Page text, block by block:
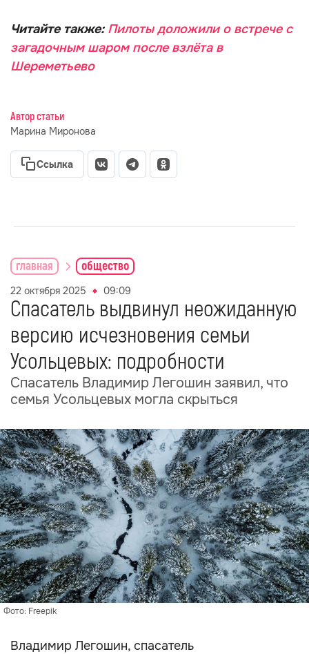
Читайте также: Пилоты доложили о встрече с
загадочным шаром после взлёта в
Шереметьево
Автор статьи
Марина Миронова
Ссылка
главная общество
22 октября 2025 09:09
Спасатель выдвинул неожиданную
версию исчезновения семьи
Усольцевых: подробности
Спасатель Владимир Легошин заявил, что
семья Усольцевых могла скрыться
Фото: Freepik
Владимир Легошин, спасатель